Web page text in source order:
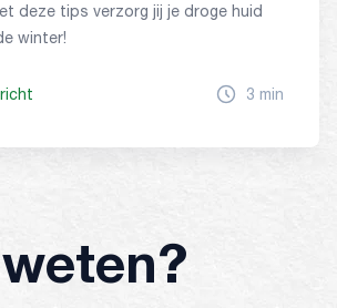
deze tips verzorg jij je droge huid
winter!
3 min